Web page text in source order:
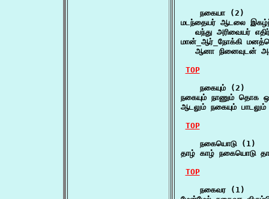
    நகையா (2)
மடந்தையர் ஆடலை
வந்து அரிவையர்
மான்_ஆர்_நோக்கி
ஆனா நினைவுடன்
TOP
    நகையும் (2)
நகையும் நாணும் தொக
ஆடலும் நகையும்
TOP
    நகையொடு (1)
தாழ் காழ் நகையொடு
TOP
    நகைவர (1)